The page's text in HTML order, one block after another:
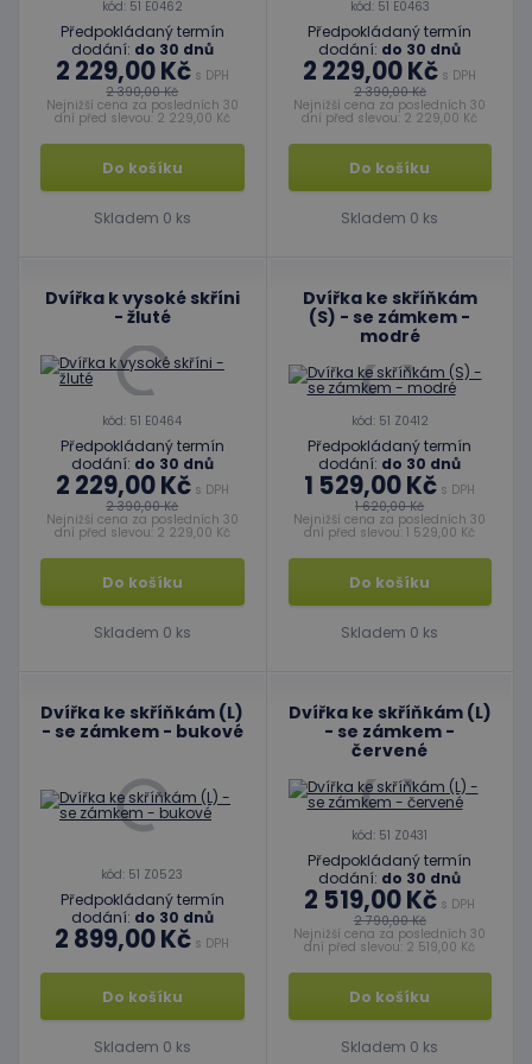
kód: 51 E0462
Předpokládaný termín
dodání: do 30 dnů
2 229,00 Kčs DPH
2 390,00 Kč
Nejnižší cena za posledních 30
dní před slevou: 2 229,00 Kč
Do košíku
Skladem 0 ks
kód: 51 E0463
Předpokládaný termín
dodání: do 30 dnů
2 229,00 Kč s DPH
2 390,00 Kč
Nejnižší cena za posledních 30
dní před slevou: 2 229,00 Kč
Do košíku
Skladem 0 ks
Dvířka k vysoké skříni
- žluté
kód: 51 E0464
Předpokládaný termín
dodání: do 30 dnů
2 229,00 Kčs DPH
2 390,00 Kč
Nejnižší cena za posledních 30
dní před slevou: 2 229,00 Kč
Do košíku
Skladem 0 ks
Dvířka ke skříňkám
(S) - se zámkem -
modré
kód: 51 Z0412
Předpokládaný termín
dodání: do 30 dnů
1 529,00 Kč s DPH
1 620,00 Kč
Nejnižší cena za posledních 30
dní před slevou: 1 529,00 Kč
Do košíku
Skladem 0 ks
Dvířka ke skříňkám (L)
- se zámkem - bukové
kód: 51 Z0523
Předpokládaný termín
dodání: do 30 dnů
2 899,00 Kč s DPH
Do košíku
Skladem 0 ks
Dvířka ke skříňkám (L)
- se zámkem -
červené
kód: 51 Z0431
Předpokládaný termín
dodání: do 30 dnů
2 519,00 Kč s DPH
2 790,00 Kč
Nejnižší cena za posledních 30
dní před slevou: 2 519,00 Kč
Do košíku
Skladem 0 ks